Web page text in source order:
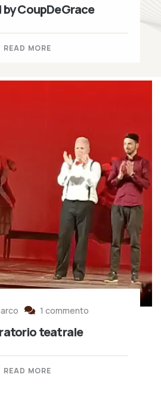
by CoupDeGrace
READ MORE
1 commento
teatrale
READ MORE